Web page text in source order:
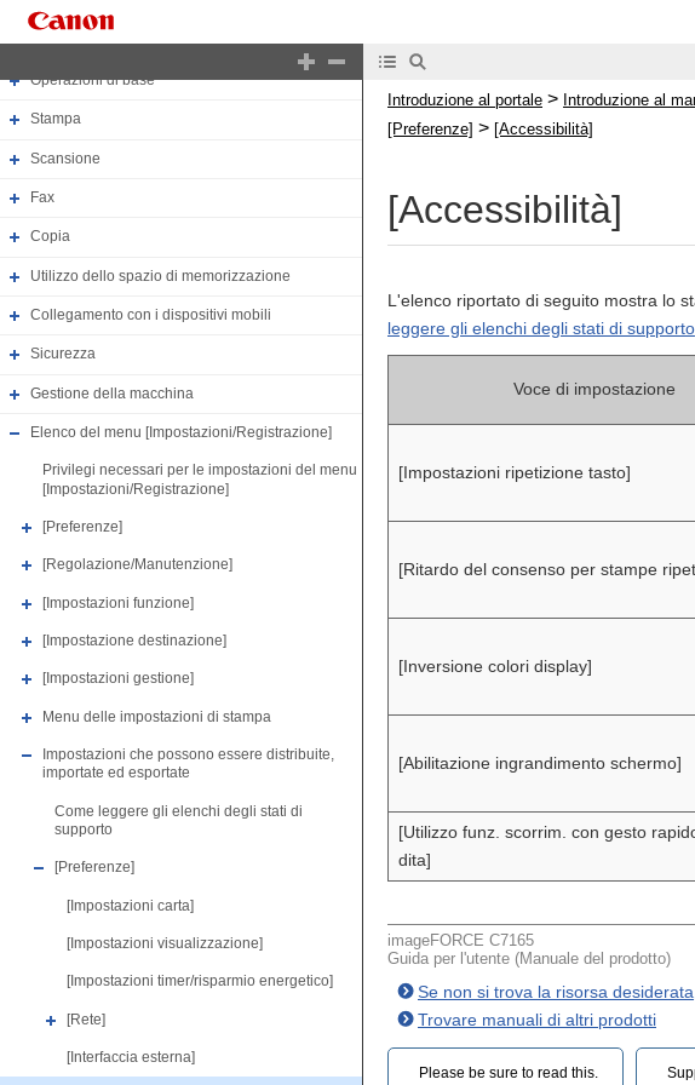
Configurazione delle impostazioni
Operazioni di base
Stampa
Scansione
Fax
Copia
Utilizzo dello spazio di memorizzazione
Collegamento con i dispositivi mobili
Sicurezza
Gestione della macchina
Elenco del menu [Impostazioni/Registrazione]
Privilegi necessari per le impostazioni del menu
[Impostazioni/Registrazione]
[Preferenze]
[Regolazione/Manutenzione]
[Impostazioni funzione]
[Impostazione destinazione]
[Impostazioni gestione]
Menu delle impostazioni di stampa
Impostazioni che possono essere distribuite,
importate ed esportate
Come leggere gli elenchi degli stati di
supporto
[Preferenze]
[Impostazioni carta]
[Impostazioni visualizzazione]
[Impostazioni timer/risparmio energetico]
[Rete]
[Interfaccia esterna]
Introduzione al portale > Introduzione al
[Preferenze] > [Accessibilità]
[Accessibilità]
L'elenco riportato di seguito mostra lo
leggere gli elenchi degli stati di supporto
Voce di impostazione
[Impostazioni ripetizione tasto]
[Ritardo del consenso per stampe
[Inversione colori display]
[Abilitazione ingrandimento schermo]
[Utilizzo funz. scorrim. con gesto
dita]
imageFORCE C7165
Guida per l'utente (Manuale del prodotto)
Se non si trova la risorsa
Trovare manuali di altri prodotti
Please be sure to read this.‎